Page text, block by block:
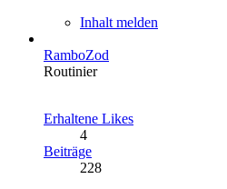
Inhalt melden
RamboZod
Routinier
Erhaltene Likes
4
Beiträge
228